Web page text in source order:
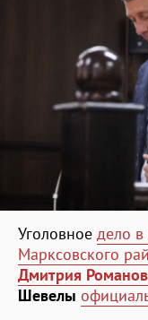
Уголовное дело
Марксовского
Дмитрия
Шевелы